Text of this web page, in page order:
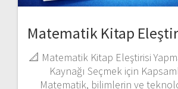
Matematik Kitap
📐 Matematik Kitap Eleştirisi
Kaynağı Seçmek için
Matematik, bilimlerin ve